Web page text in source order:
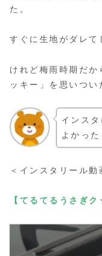
た。
すぐに生地がダレて
けれど梅雨時期だか
ッキー」を思いつ
インス
よかっ
＜インスタリール動
【てるてるうさぎク